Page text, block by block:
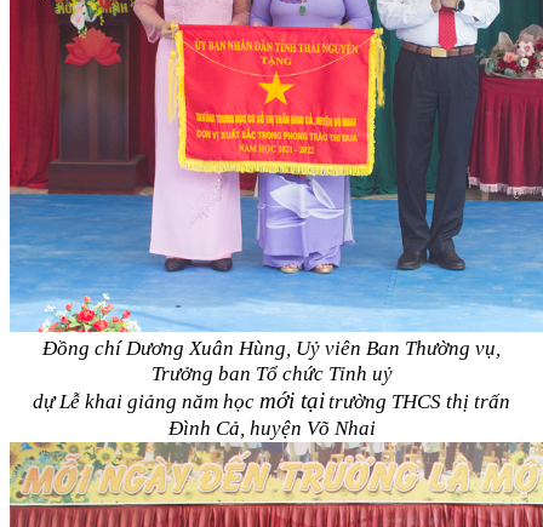
Đồng chí Dương Xuân Hùng, Uỷ viên Ban Thường vụ,
Trưởng ban Tổ chức Tỉnh uỷ
dự Lễ khai giảng năm học mới tạitrường THCS thị trấn
Đình Cả, huyện Võ Nhai